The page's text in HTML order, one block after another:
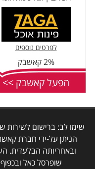
לפרטים נוספים
2% קאשבק
הפעל קאשבק >>
שימו לב: ברישום
הניתן על-ידי חברת
ובאחריותה הבלעדית.
שופרסל כאל